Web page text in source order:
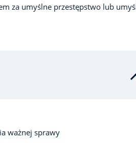
za umyślne przestępstwo lub
ważnej sprawy